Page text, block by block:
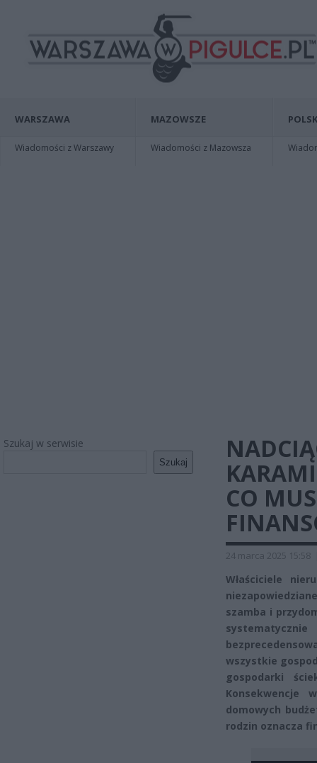
WARSZAWA
Wiadomości z Warszawy
MAZOWSZE
Wiadomości z Mazowsza
Szukaj w serwisie
Szukaj
CO
24 marca 2025 15:58
Właściciele
szamba i
wszystkie
gospodarki
Konsekwencje
domowych
rodzin oznacza